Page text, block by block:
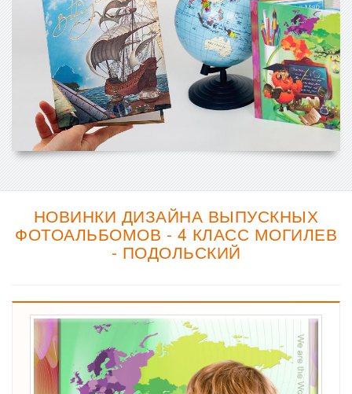
НОВИНКИ ДИЗАЙНА ВЫПУСКНЫХ
ФОТОАЛЬБОМОВ - 4 КЛАСС МОГИЛЕВ
- ПОДОЛЬСКИЙ